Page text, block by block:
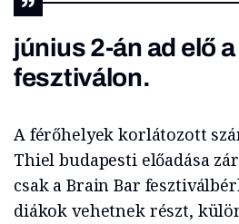
június 2-án ad elő
fesztiválon.
A férőhelyek korlátozott
Thiel budapesti előadása
csak a Brain Bar
diákok vehetnek részt,